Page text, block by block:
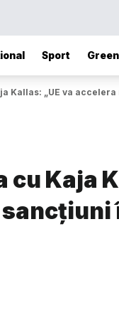
Sport Green
Kallas: „UE va
Kaja